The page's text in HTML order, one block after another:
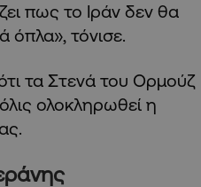
πως το Ιράν δεν θα
όπλα», τόνισε.
τα Στενά του Ορμούζ
ολοκληρωθεί η